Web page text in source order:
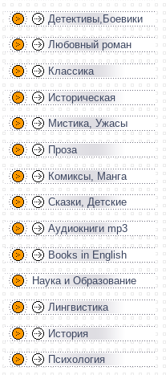
Детективы,Боевики
Любовный роман
Классика
Историческая
Мистика, Ужасы
Проза
Комиксы, Манга
Сказки, Детские
Аудиокниги mp3
Books in English
Наука и Образование
Лингвистика
История
Психология